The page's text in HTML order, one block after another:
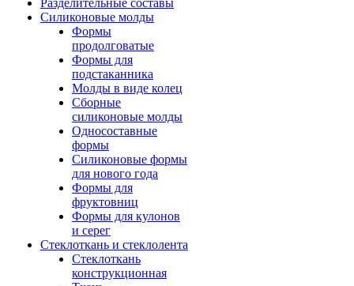
Разделительные составы
Силиконовые молды
Формы
продолговатые
Формы для
подстаканника
Молды в виде колец
Сборные
силиконовые молды
Односоставные
формы
Силиконовые формы
для нового года
Формы для
фруктовниц
Формы для кулонов
и серег
Стеклоткань и стеклолента
Стеклоткань
конструкционная